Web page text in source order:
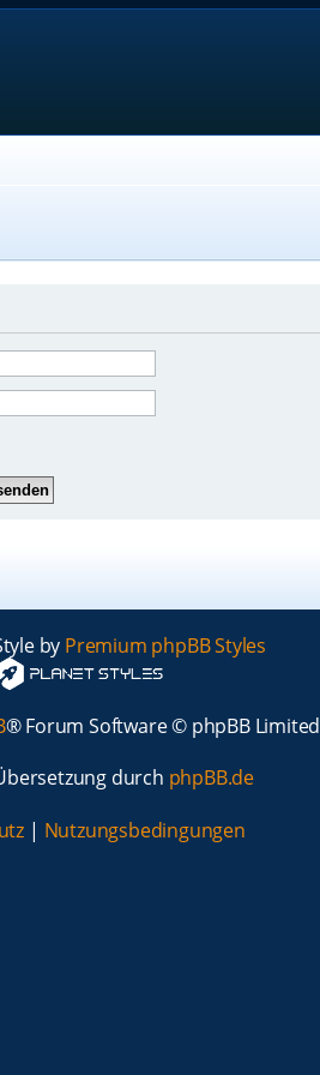
by Premium phpBB Styles
® Forum Software © phpBB Limited
durch phpBB.de
| Nutzungsbedingungen